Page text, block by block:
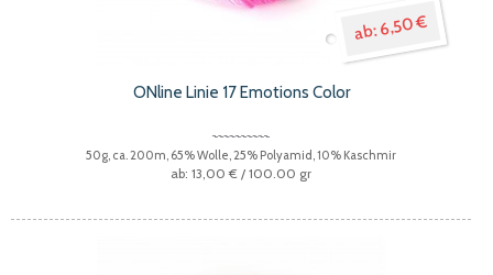
6,50 €
ONline Linie 17 Emotions Color
50g, ca. 200m, 65% Wolle, 25% Polyamid, 10% Kaschmir
13,00 € / 100.00 gr